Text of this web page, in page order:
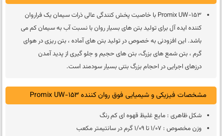
Promix UW-153 با خاصیت پخش کنندگی عالی ذرات سیمان یک فراروان
کننده ایده آل برای تولید بتن های بسیار روان با نسبت آب به سیمان کم می
باشد. این افزودنی به خصوص در تولید بتن های آماده ، بتن ریزی در هوای
گرم ، بتن شمع های بزرگ، بتن های حجیم و جلو گیری از پدید آمدن
درزهای اجرایی در احجام بزرگ بتنی بسیار سودمند است.
مشخصات فیزیکی و شیمیایی فوق روان کننده Promix UW-153
شکل ظاهری : مایع غلیظ قهوه ای کم رنگ
وزن مخصوص : 1/07 تا 1/09 گرم در سانتیمتر مکعب